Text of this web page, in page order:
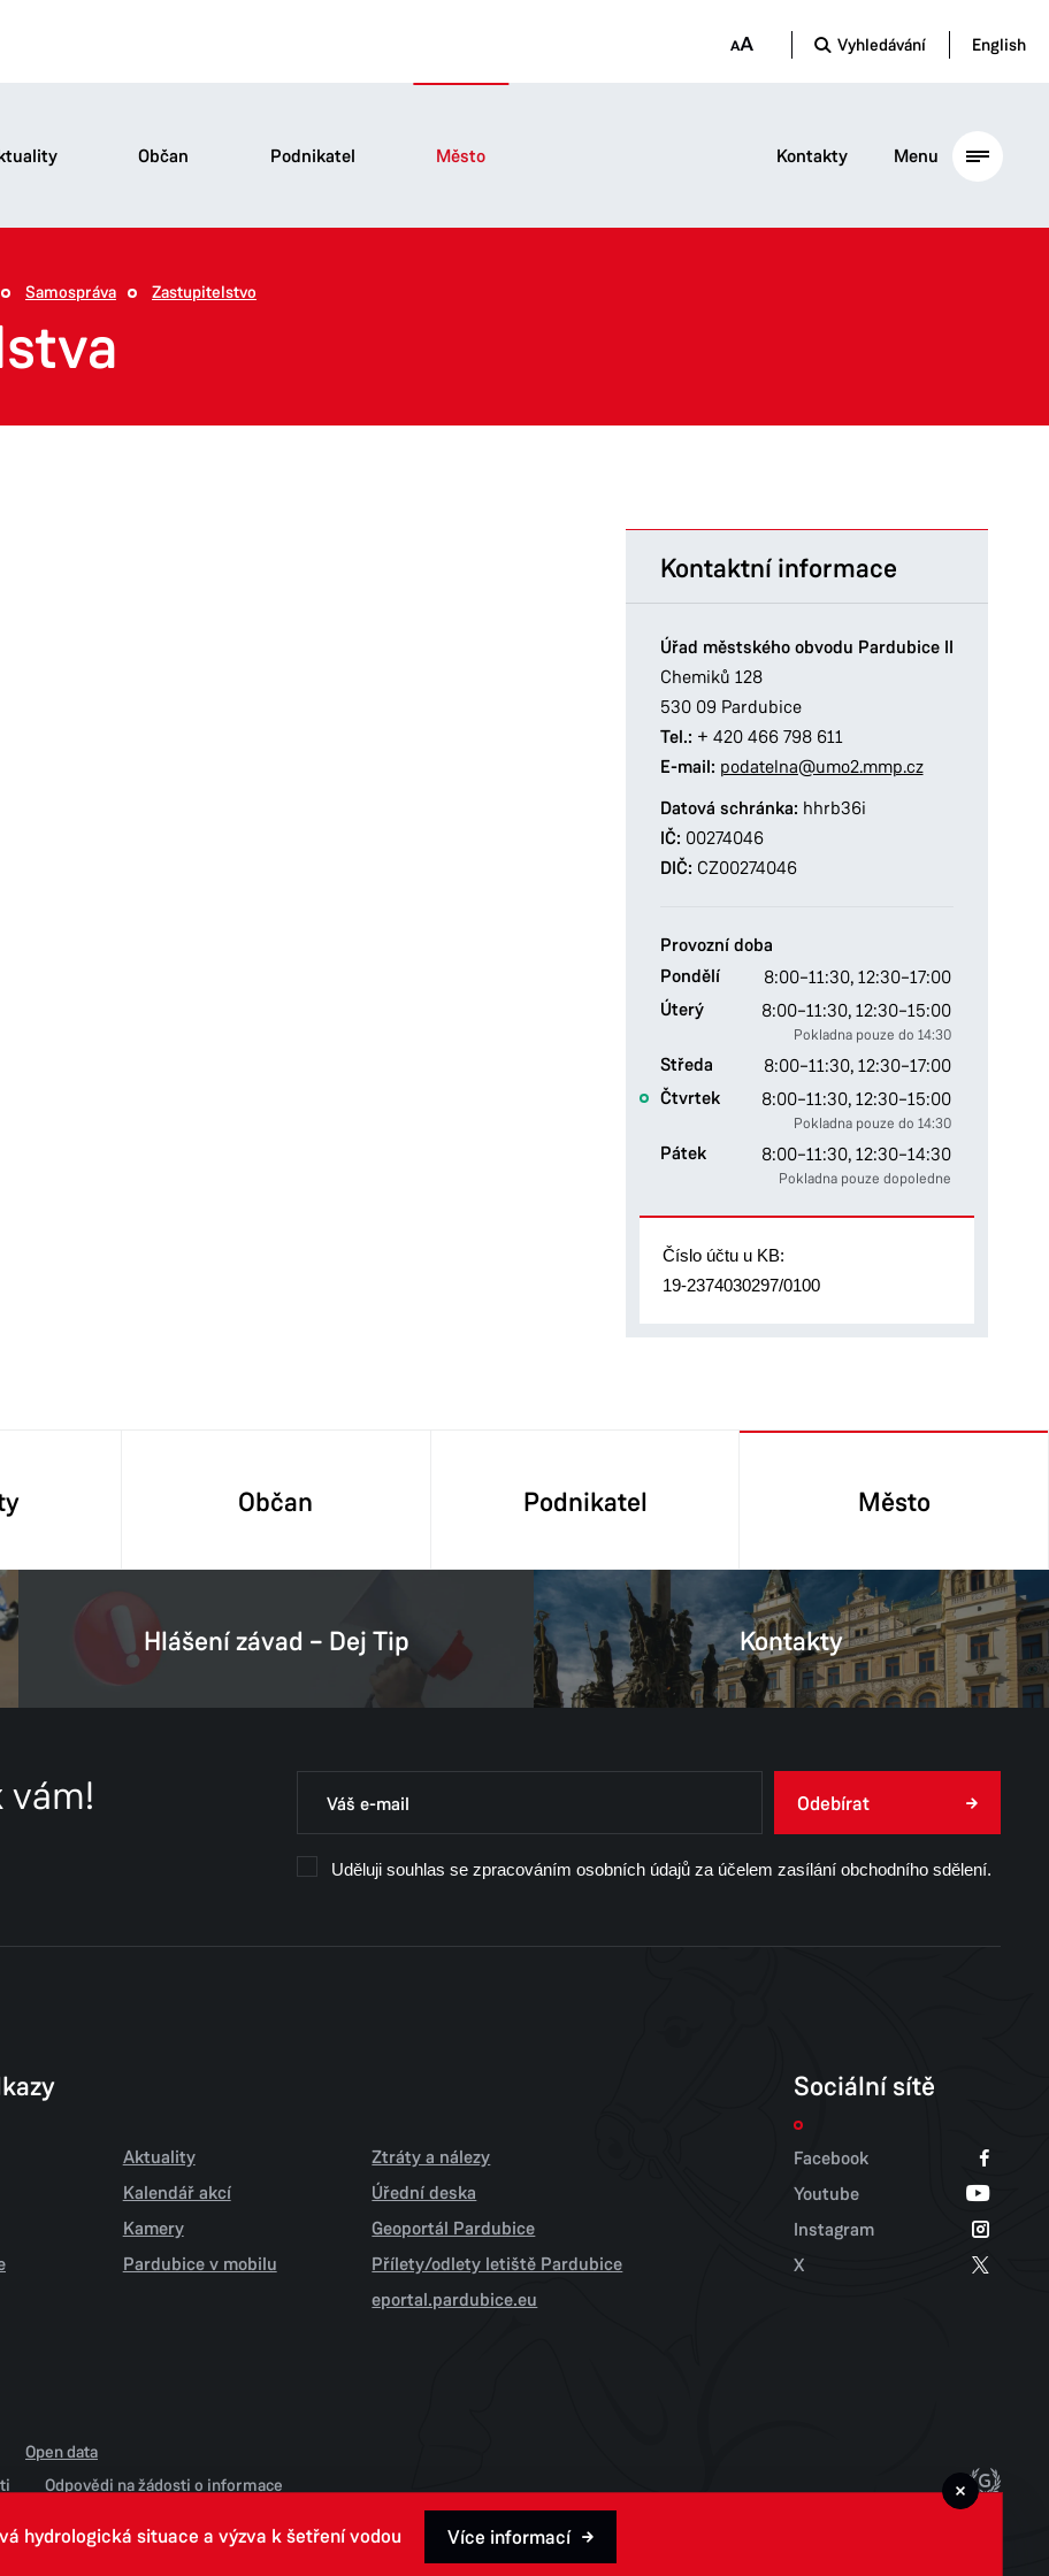
Vyhledávání English
Občan Podnikatel Město Kontakty Menu
Samospráva Zastupitelstvo
Kontaktní informace
Úřad městského obvodu Pardubice II
Chemiků 128
530 09 Pardubice
Tel.: + 420 466 798 611
E-mail: podatelna@umo2.mmp.cz
Datová schránka: hhrb36i
IČ: 00274046
DIČ: CZ00274046
Provozní doba
Pondělí
8:00–11:30, 12:30–17:00
Úterý 8:00–11:30, 12:30–15:00
Pokladna pouze do 14:30
Středa 8:00–11:30, 12:30–17:00
Čtvrtek 8:00–11:30, 12:30–15:00
Pokladna pouze do 14:30
Pátek 8:00–11:30, 12:30–14:30
Pokladna pouze dopoledne
Číslo účtu u KB:
19-2374030297/0100
Občan Podnikatel Město
Hlášení závad – Dej Tip Kontakty
vám!
Odebírat
Uděluji souhlas se zpracováním osobních údajů za účelem zasílání obchodního sdělení.
Sociální sítě
Facebook
Youtube
Instagram
X
Aktuality
Kalendář akcí
Kamery
Pardubice v mobilu
Ztráty a nálezy
Úřední deska
Geoportál Pardubice
Přílety/odlety letiště Pardubice
eportal.pardubice.eu
Open data
Odpovědi na žádosti o informace
hydrologická situace a výzva k šetření vodou Více informací